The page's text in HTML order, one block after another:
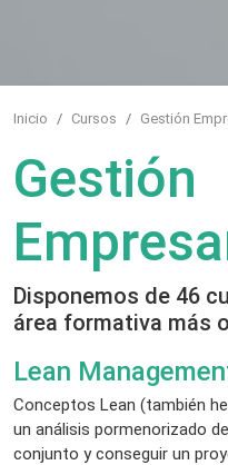
Inicio Cursos Gestión
Gestión
Disponemos de 46
área formativa más
Lean
Conceptos Lean (también
un análisis pormenorizado
conjunto y conseguir un